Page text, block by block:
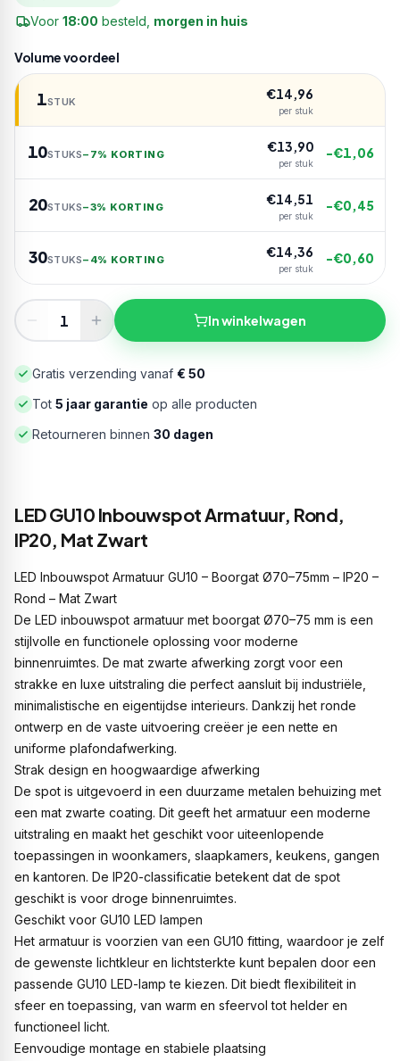
Voor 18:00 besteld, morgen in huis
Volume voordeel
1STUK €14,96
per stuk
10STUKS− 7% KORTING €13,90
per stuk
−€1,06
20STUKS−3% KORTING €14,51
per stuk
−€0,45
30STUKS− 4% KORTING €14,36
per stuk
−€0,60
In winkelwagen
Gratis verzending vanaf € 50
Tot 5 jaar garantie op alle producten
Retourneren binnen 30 dagen
LED GU10 Inbouwspot Armatuur, Rond,
IP20, Mat Zwart
LED Inbouwspot Armatuur GU10 – Boorgat Ø70–75mm – IP20 –
Rond – Mat Zwart
De LED inbouwspot armatuur met boorgat Ø70–75 mm is een
stijlvolle en functionele oplossing voor moderne
binnenruimtes. De mat zwarte afwerking zorgt voor een
strakke en luxe uitstraling die perfect aansluit bij industriële,
minimalistische en eigentijdse interieurs. Dankzij het ronde
ontwerp en de vaste uitvoering creëer je een nette en
uniforme plafondafwerking.
Strak design en hoogwaardige afwerking
De spot is uitgevoerd in een duurzame metalen behuizing met
een mat zwarte coating. Dit geeft het armatuur een moderne
uitstraling en maakt het geschikt voor uiteenlopende
toepassingen in woonkamers, slaapkamers, keukens, gangen
en kantoren. De IP20-classificatie betekent dat de spot
geschikt is voor droge binnenruimtes.
Geschikt voor GU10 LED lampen
Het armatuur is voorzien van een GU10 fitting, waardoor je zelf
de gewenste lichtkleur en lichtsterkte kunt bepalen door een
passende GU10 LED-lamp te kiezen. Dit biedt flexibiliteit in
sfeer en toepassing, van warm en sfeervol tot helder en
functioneel licht.
Eenvoudige montage en stabiele plaatsing